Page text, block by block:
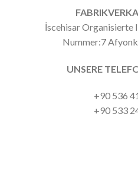
İscehisar Organisierte
Nummer:7
UNSERE
+90 536
+90 533